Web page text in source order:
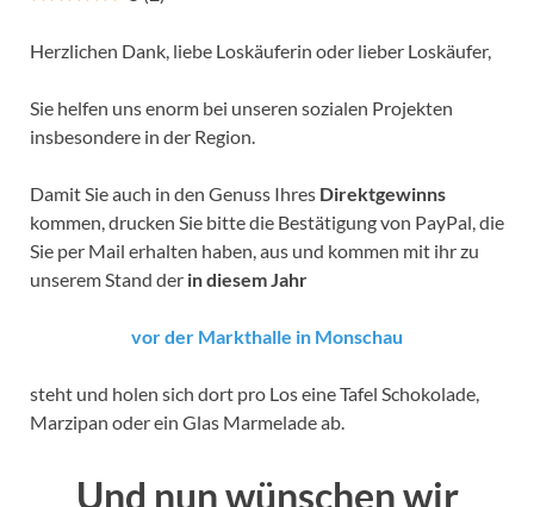
Herzlichen Dank, liebe Loskäuferin oder lieber Loskäufer,
Sie helfen uns enorm bei unseren sozialen Projekten
insbesondere in der Region.
Damit Sie auch in den Genuss Ihres Direktgewinns
kommen, drucken Sie bitte die Bestätigung von PayPal, die
Sie per Mail erhalten haben, aus und kommen mit ihr zu
unserem Stand der in diesem Jahr
vor der Markthalle in Monschau
steht und holen sich dort pro Los eine Tafel Schokolade,
Marzipan oder ein Glas Marmelade ab.
Und nun wünschen wir